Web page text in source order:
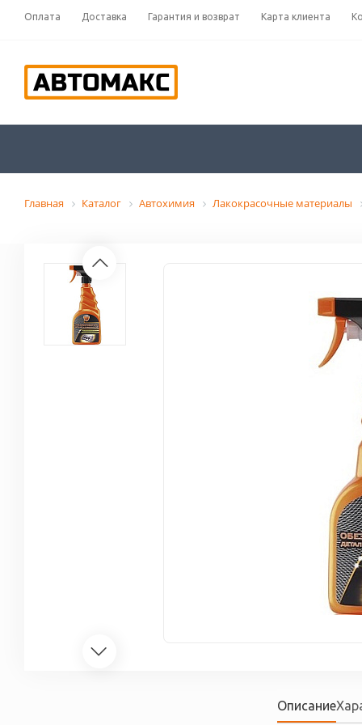
Оплата Доставка Гарантия и возврат Карта клиента
Главная Каталог Автохимия Лакокрасочные материалы
Описание